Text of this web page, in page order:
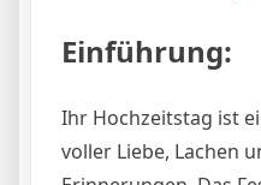
Einführung:
Ihr Hochzeitstag ist
voller Liebe, Lachen